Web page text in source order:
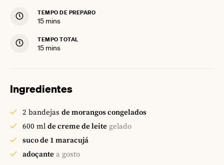
TEMPO DE PREPARO
15minutes
mins
TEMPO TOTAL
15minutes
mins
Ingredientes
2 bandejas de morangos congelados
600 ml de creme de leite gelado
suco de 1 maracujá
adoçante a gosto